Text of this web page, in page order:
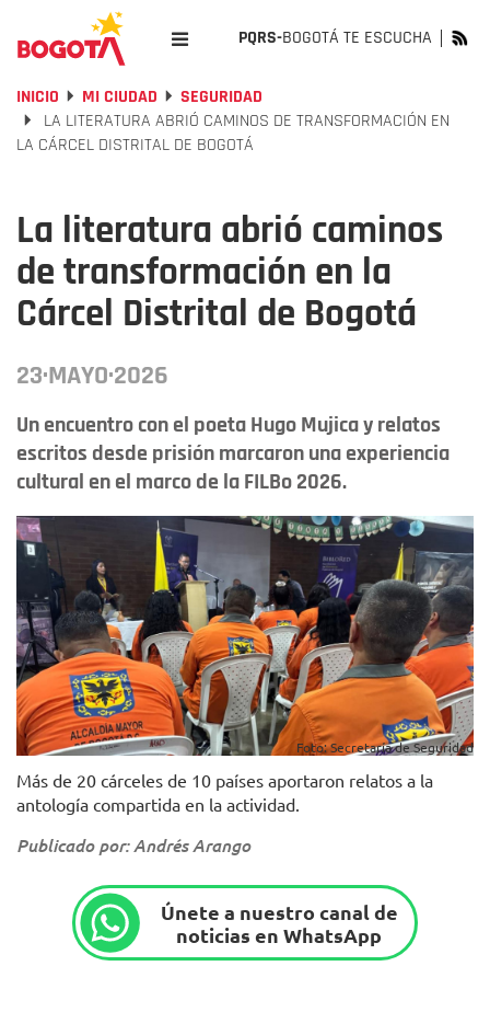
PQRS-BOGOTÁ TE ESCUCHA
INICIO MI CIUDAD
SEGURIDAD
LA LITERATURA ABRIÓ CAMINOS DE TRANSFORMACIÓN EN
LA CÁRCEL DISTRITAL DE BOGOTÁ
La literatura abrió caminos
de transformación en la
Cárcel Distrital de Bogotá
23·MAYO·2026
Un encuentro con el poeta Hugo Mujica y relatos
escritos desde prisión marcaron una experiencia
cultural en el marco de la FILBo 2026.
Foto: Secretaría de Seguridad
Más de 20 cárceles de 10 países aportaron relatos a la
antología compartida en la actividad.
Publicado por: Andrés Arango
Únete a nuestro canal de
noticias en WhatsApp